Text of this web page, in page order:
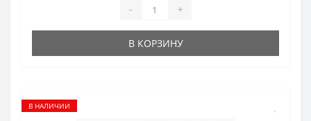
- +
В КОРЗИНУ
В НАЛИЧИИ